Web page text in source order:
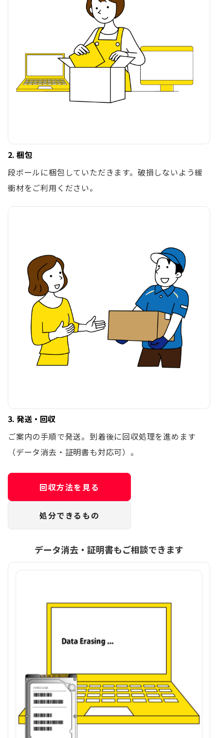
2. 梱包
段ボールに梱包していただきます。破損しないよう緩
衝材をご利用ください。
3. 発送・回収
ご案内の手順で発送。到着後に回収処理を進めます
（データ消去・証明書も対応可）。
回収方法を見る
処分できるもの
データ消去・証明書もご相談できます